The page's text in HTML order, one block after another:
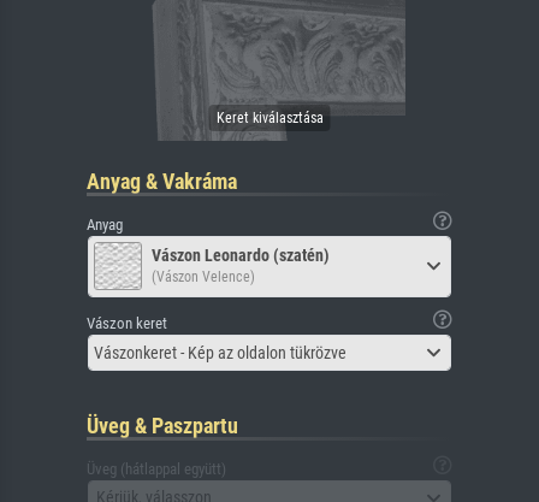
Anyag & Vakráma
Anyag
Vászon Leonardo (szatén)
(Vászon Velence)
Vászon keret
Vászonkeret - Kép az oldalon tükrözve
Üveg & Paszpartu
Üveg (hátlappal együtt)
Kérjük, válasszon